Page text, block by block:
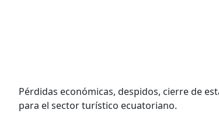
Pérdidas económicas, despidos, cierre de
para el sector turístico ecuatoriano.